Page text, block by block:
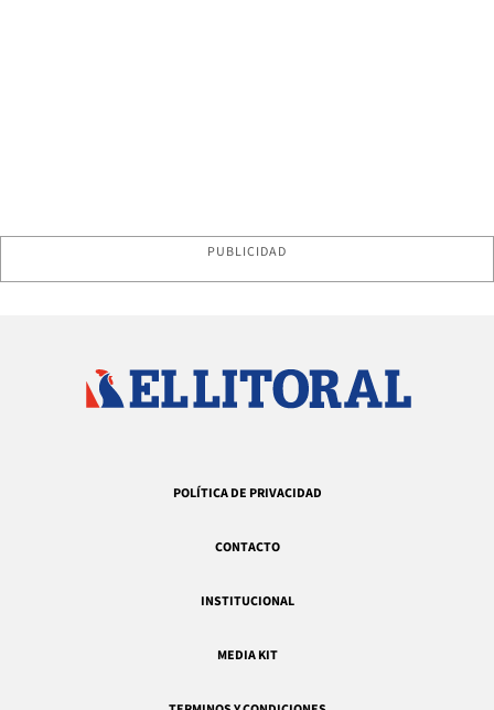
PUBLICIDAD
POLÍTICA DE PRIVACIDAD
CONTACTO
INSTITUCIONAL
MEDIA KIT